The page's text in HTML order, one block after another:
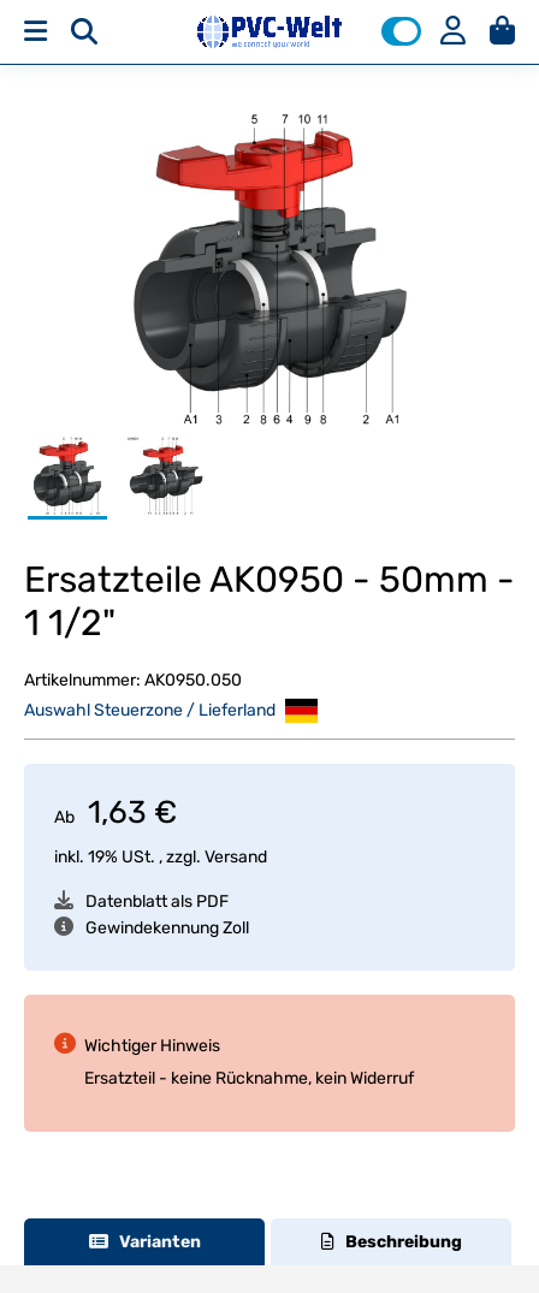
Ersatzteile AK0950 - 50mm -
1 1/2"
Artikelnummer: AK0950.050
Auswahl Steuerzone / Lieferland
Ab 1,63 €
inkl. 19% USt. , zzgl. Versand
Datenblatt als PDF
Gewindekennung Zoll
Wichtiger Hinweis
Ersatzteil - keine Rücknahme, kein Widerruf
Varianten Beschreibung